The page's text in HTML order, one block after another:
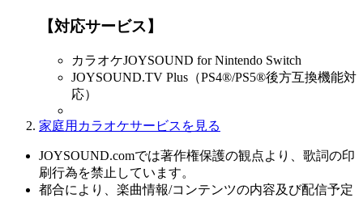
【対応サービス】
カラオケJOYSOUND for Nintendo Switch
JOYSOUND.TV Plus（PS4®/PS5®後方互換機能対
応）
家庭用カラオケサービスを見る
JOYSOUND.comでは著作権保護の観点より、歌詞の印
刷行為を禁止しています。
都合により、楽曲情報/コンテンツの内容及び配信予定